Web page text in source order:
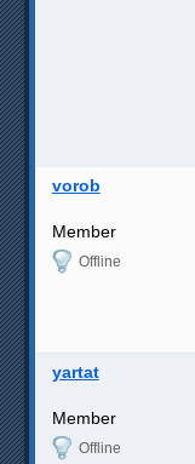
vorob
Member
Offline
yartat
Member
Offline